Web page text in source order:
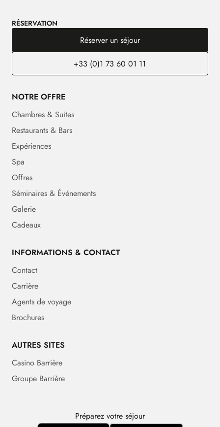
RÉSERVATION
Réserver un séjour
+33 (0)1 73 60 01 11
NOTRE OFFRE
Chambres & Suites
Restaurants & Bars
Expériences
Spa
Offres
Séminaires & Événements
Galerie
Cadeaux
INFORMATIONS & CONTACT
Contact
Carrière
Agents de voyage
Brochures
AUTRES SITES
Casino Barrière
Groupe Barrière
Préparez votre séjour